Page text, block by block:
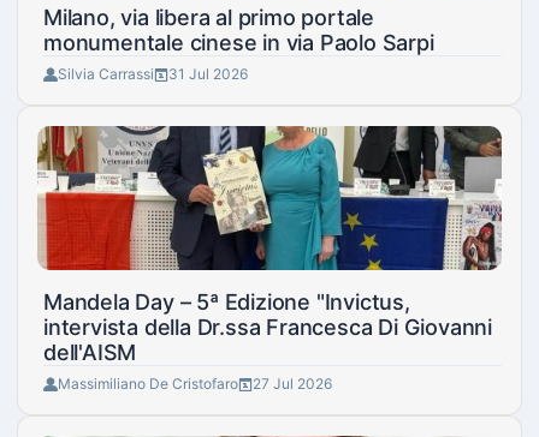
Milano, via libera al primo portale
monumentale cinese in via Paolo Sarpi
Silvia Carrassi 31 Jul 2026
Mandela Day – 5ª Edizione "Invictus,
intervista della Dr.ssa Francesca Di Giovanni
dell'AISM
Massimiliano De Cristofaro 27 Jul 2026